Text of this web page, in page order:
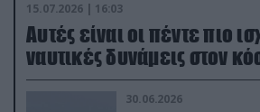
15.07.2026 | 16:03
Aυτές είναι οι πέντε πιο
ναυτικές δυνάμεις στον
30.06.2026